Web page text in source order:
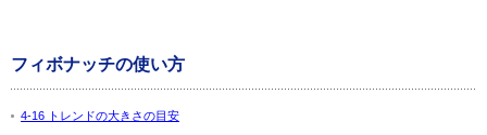
フィボナッチの使い方
4-16 トレンドの大きさの目安